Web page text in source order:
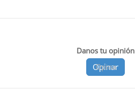
Opina
Danos tu opinión
Opinar